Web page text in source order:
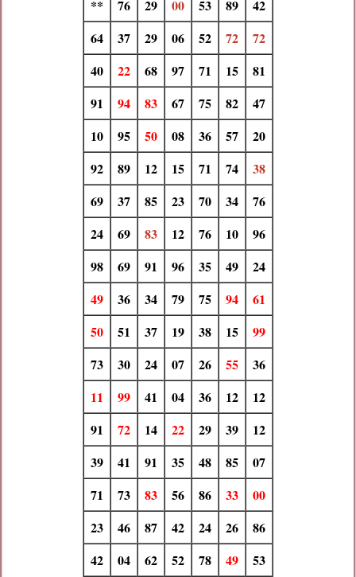
**
76 29 00 53 89
42
64
37 29 06 52 72
72
40
22 68 97 71 15
81
91
94 83 67 75 82
47
10
95 50 08 36 57
20
92
89 12 15 71 74
38
69
37 85 23 70 34
76
24
69 83 12 76 10
96
98
69 91 96 35 49
24
49
36 34 79 75 94
61
50
51 37 19 38 15
99
73
30 24 07 26 55
36
11
99 41 04 36 12
12
91
72 14 22 29 39
12
39
41 91 35 48 85
07
71
73 83 56 86 33
00
23
46 87 42 24 26
86
42
04 62 52 78 49 53